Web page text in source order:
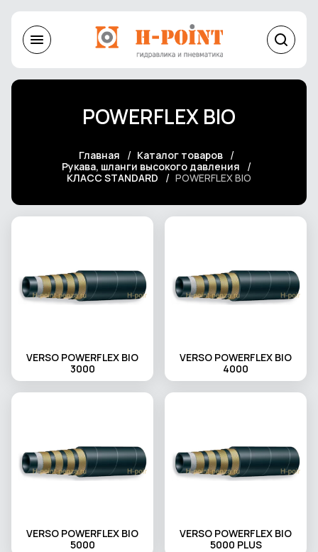
POWERFLEX BIO
Главная
Каталог товаров
Рукава, шланги высокого давления
КЛАСС STANDARD
POWERFLEX BIO
VERSO POWERFLEX BIO
3000
VERSO POWERFLEX BIO
4000
VERSO POWERFLEX BIO
5000
VERSO POWERFLEX BIO
5000 PLUS